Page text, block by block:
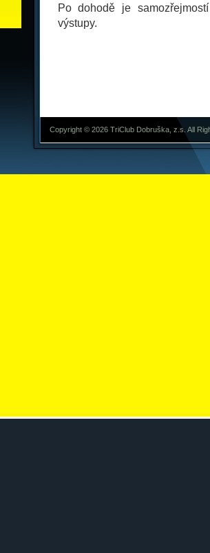
Po dohodě je
výstupy.
Copyright © 2026 TriClub Dobruška, z.s. All